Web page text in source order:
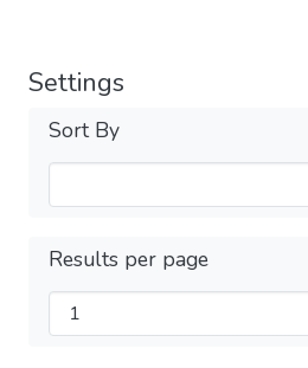
Settings
Sort By
Results per page